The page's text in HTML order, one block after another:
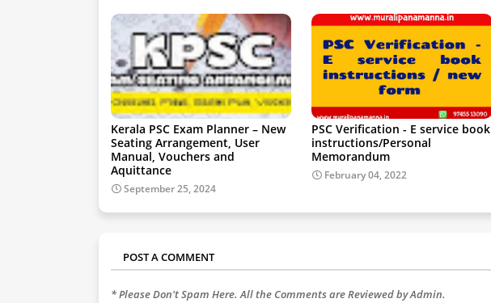
Kerala PSC Exam Planner – New
Seating Arrangement, User
Manual, Vouchers and
Aquittance
September 25, 2024
PSC Verification - E service book
instructions/Personal
Memorandum
February 04, 2022
POST A COMMENT
* Please Don't Spam Here. All the Comments are Reviewed by Admin.